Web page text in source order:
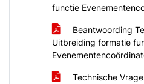
functie
Beantwoording
Uitbreiding formatie
Technische